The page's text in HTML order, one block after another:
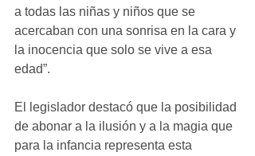
a todas las niñas y niños que se
acercaban con una sonrisa en la cara y
la inocencia que solo se vive a esa
edad”.
El legislador destacó que la posibilidad
de abonar a la ilusión y a la magia que
para la infancia representa esta